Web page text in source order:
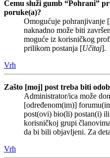
Čemu služi gumb “Pohrani”
poruke(a)?
Omogućuje pohranjivanje
naknadno može biti
moguće iz korisničkog
prilikom postanja [Učitaj].
Vrh
Zašto [moj] post treba biti
Administrator/ica može
[određenom(im)]
post(ovi) bio(li) postan(i)
korisničkoj grupi
da bi bili objavljeni. Za
Vrh